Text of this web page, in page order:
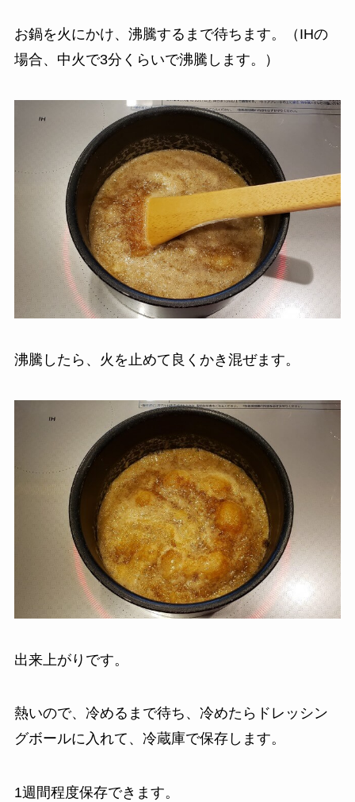
お鍋を火にかけ、沸騰するまで待ちます。（IHの
場合、中火で3分くらいで沸騰します。）
沸騰したら、火を止めて良くかき混ぜます。
出来上がりです。
熱いので、冷めるまで待ち、冷めたらドレッシン
グボールに入れて、冷蔵庫で保存します。
1週間程度保存できます。